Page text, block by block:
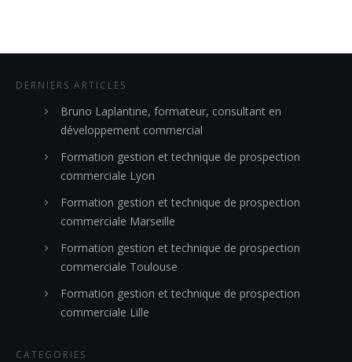
DERNIERS ARTICLES
Bruno Laplantine, formateur, consultant en
développement commercial
Formation gestion et technique de prospection
commerciale Lyon
Formation gestion et technique de prospection
commerciale Marseille
Formation gestion et technique de prospection
commerciale Toulouse
Formation gestion et technique de prospection
commerciale Lille
CATEGORIES